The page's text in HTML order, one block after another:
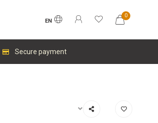
EN
0
Secure payment